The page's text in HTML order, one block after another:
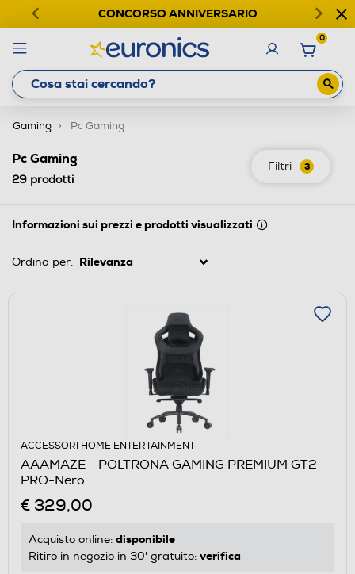
CONCORSO ANNIVERSARIO
0
Gaming Pc Gaming
Filtri 3
Pc Gaming
29 prodotti
Informazioni sui prezzi e prodotti visualizzati
Ordina per:
ACCESSORI HOME ENTERTAINMENT
AAAMAZE - POLTRONA GAMING PREMIUM GT2
PRO-Nero
€ 329,00
Acquisto online: disponibile
Ritiro in negozio in 30' gratuito: verifica